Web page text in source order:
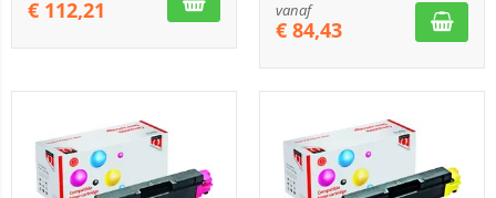
€ 112,21
vanaf
€ 84,43